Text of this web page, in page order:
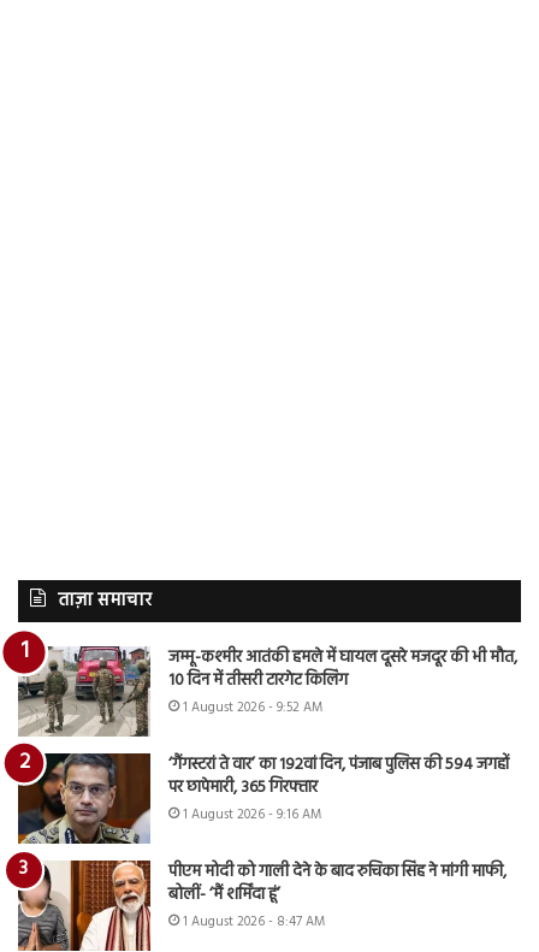
ताज़ा समाचार
जम्मू-कश्मीर आतंकी हमले में घायल दूसरे मजदूर की भी मौत,
10 दिन में तीसरी टारगेट किलिंग
1 August 2026 - 9:52 AM
‘गैंगस्टरां ते वार’ का 192वां दिन, पंजाब पुलिस की 594 जगहों
पर छापेमारी, 365 गिरफ्तार
1 August 2026 - 9:16 AM
पीएम मोदी को गाली देने के बाद रुचिका सिंह ने मांगी माफी,
बोलीं- ‘मैं शर्मिंदा हूं’
1 August 2026 - 8:47 AM